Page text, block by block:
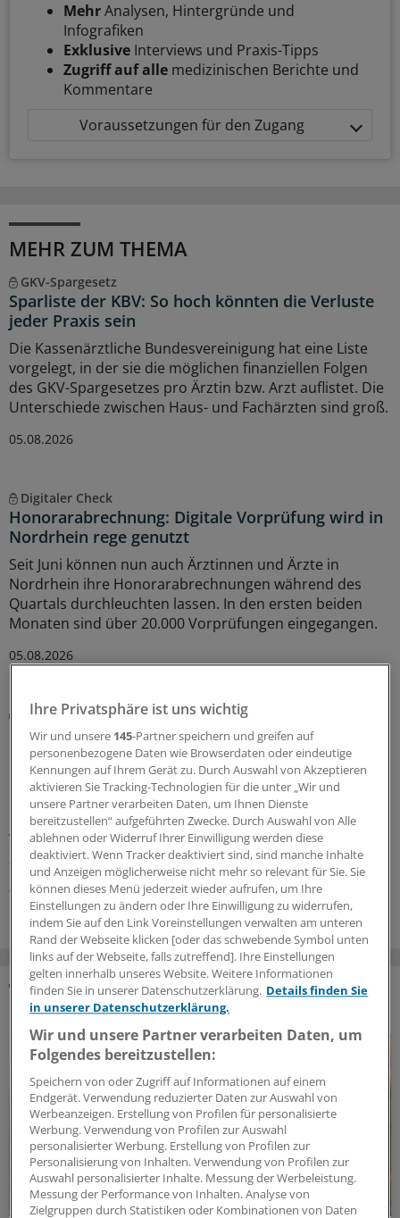
MehrAnalysen, Hintergründe und
Infografiken
Exklusive Interviews und Praxis-Tipps
Zugriff auf alle medizinischen Berichte und
Kommentare
Voraussetzungen für den Zugang
MEHR ZUM THEMA
GKV-Spargesetz
Sparliste der KBV: So hoch könnten die Verluste
jeder Praxis sein
Die Kassenärztliche Bundesvereinigung hat eine Liste
vorgelegt, in der sie die möglichen finanziellen Folgen
des GKV-Spargesetzes pro Ärztin bzw. Arzt auflistet. Die
Unterschiede zwischen Haus- und Fachärzten sind groß.
05.08.2026
Digitaler Check
Honorarabrechnung: Digitale Vorprüfung wird in
Nordrhein rege genutzt
Seit Juni können nun auch Ärztinnen und Ärzte in
Nordrhein ihre Honorarabrechnungen während des
Quartals durchleuchten lassen. In den ersten beiden
Monaten sind über 20.000 Vorprüfungen eingegangen.
05.08.2026
Umfassendes Update
UV-GOÄ: Wie Sie von den neuen Zuschlägen und
höheren Sätzen profitieren
Die Gebührenordnung für Ärzte in der gesetzlichen
Unfallversicherung (UV-GOÄ) wurde weitreichend
überarbeitet. Neben einem höheren Honorar gibt es für
Vertragsärzte auch Vereinfachungen und neue
Zuschläge. Ein Überblick.
02.08.2026
DAS KÖNNTE SIE AUCH INTERESSIEREN
Ihre Privatsphäre ist uns wichtig
Wir und unsere 145-Partner speichern und greifen auf
personenbezogene Daten wie Browserdaten oder eindeutige
Kennungen auf Ihrem Gerät zu. Durch Auswahl von Akzeptieren
aktivieren Sie Tracking-Technologien für die unter „Wir und
unsere Partner verarbeiten Daten, um Ihnen Dienste
bereitzustellen“ aufgeführten Zwecke. Durch Auswahl von Alle
ablehnen oder Widerruf Ihrer Einwilligung werden diese
deaktiviert. Wenn Tracker deaktiviert sind, sind manche Inhalte
und Anzeigen möglicherweise nicht mehr so relevant für Sie. Sie
können dieses Menü jederzeit wieder aufrufen, um Ihre
Einstellungen zu ändern oder Ihre Einwilligung zu widerrufen,
indem Sie auf den Link Voreinstellungen verwalten am unteren
Rand der Webseite klicken [oder das schwebende Symbol unten
links auf der Webseite, falls zutreffend]. Ihre Einstellungen
gelten innerhalb unseres Website. Weitere Informationen
finden Sie in unserer Datenschutzerklärung. Details finden Sie
in unserer Datenschutzerklärung.
Wir und unsere Partner verarbeiten Daten, um
Folgendes bereitzustellen:
Speichern von oder Zugriff auf Informationen auf einem
Endgerät. Verwendung reduzierter Daten zur Auswahl von
Werbeanzeigen. Erstellung von Profilen für personalisierte
Werbung. Verwendung von Profilen zur Auswahl
personalisierter Werbung. Erstellung von Profilen zur
Personalisierung von Inhalten. Verwendung von Profilen zur
Auswahl personalisierter Inhalte. Messung der Werbeleistung.
Messung der Performance von Inhalten. Analyse von
Zielgruppen durch Statistiken oder Kombinationen von Daten